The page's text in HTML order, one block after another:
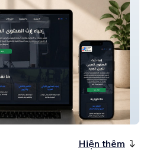
& Media
Hiện thêm